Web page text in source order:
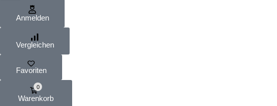
Anmelden
Vergleichen
Favoriten
0
Warenkorb